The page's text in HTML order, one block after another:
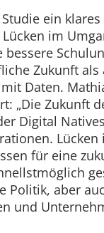
ein
im
Zukunft als
Daten.
„Die Zukunft
Digital
Lücken
für eine
Politik, aber
und